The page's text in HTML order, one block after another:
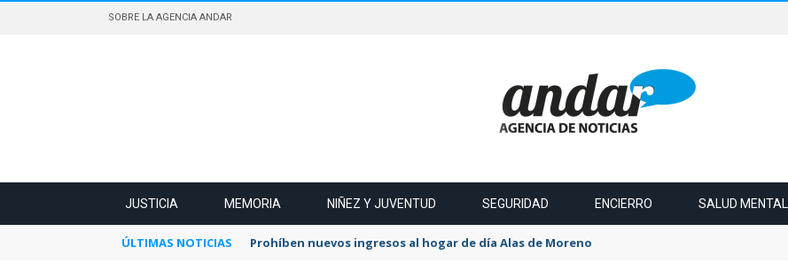
SOBRE LA AGENCIA ANDAR
JUSTICIA MEMORIA NIÑEZ Y JUVENTUD SEGURIDAD ENCIERRO SALUD MENTAL
ÚLTIMAS NOTICIAS Prohíben nuevos ingresos al hogar de día Alas de Moreno